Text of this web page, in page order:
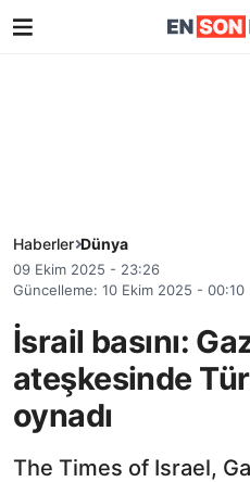
Haberler Dünya
09 Ekim 2025 - 23:26
Güncelleme: 10 Ekim 2025 - 00:10
İsrail basını:
ateşkesinde
oynadı
The Times of Israel,